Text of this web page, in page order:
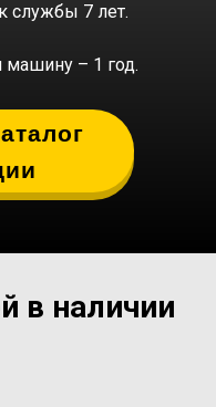
службы 7 лет.
машину – 1 год.
в наличии